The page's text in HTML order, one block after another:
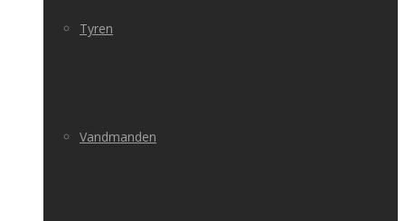
Tyren
Vandmanden